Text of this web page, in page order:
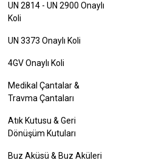
UN 2814 - UN 2900 Onaylı
Koli
UN 3373 Onaylı Koli
4GV Onaylı Koli
Medikal Çantalar &
Travma Çantaları
Atık Kutusu & Geri
Dönüşüm Kutuları
Buz Aküsü & Buz Aküleri